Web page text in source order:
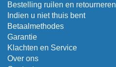
Bestelling ruilen en retourneren
Indien u niet thuis bent
Betaalmethodes
Garantie
Klachten en Service
Over ons